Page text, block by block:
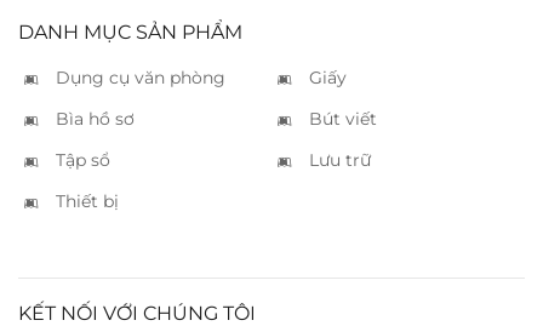
DANH MỤC SẢN PHẨM
Dụng cụ văn phòng
Giấy
Bìa hồ sơ
Bút viết
Tập sổ
Lưu trữ
Thiết bị
KẾT NỐI VỚI CHÚNG TÔI